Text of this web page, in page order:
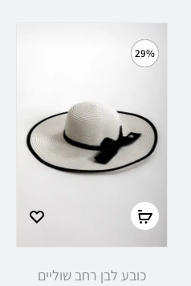
29%
כובע לבן רחב שוליים